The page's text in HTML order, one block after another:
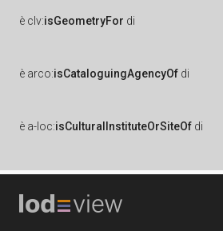
è clv:isGeometryFor di
è arco:isCataloguingAgencyOf di
è a-loc:isCulturalInstituteOrSiteOf di